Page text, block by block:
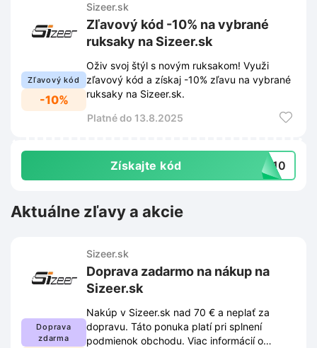
Zľavový kód
-10%
Sizeer.sk
Zľavový kód -10% na vybrané
ruksaky na Sizeer.sk
Oživ svoj štýl s novým ruksakom! Využi
zľavový kód a získaj -10% zľavu na vybrané
ruksaky na Sizeer.sk.
Platné do 13.8.2025
Získajte kód AK10
Aktuálne zľavy a akcie
Doprava
zdarma
Sizeer.sk
Doprava zadarmo na nákup na
Sizeer.sk
Nakúp v Sizeer.sk nad 70 € a neplať za
dopravu. Táto ponuka platí pri splnení
podmienok obchodu. Viac informácií o